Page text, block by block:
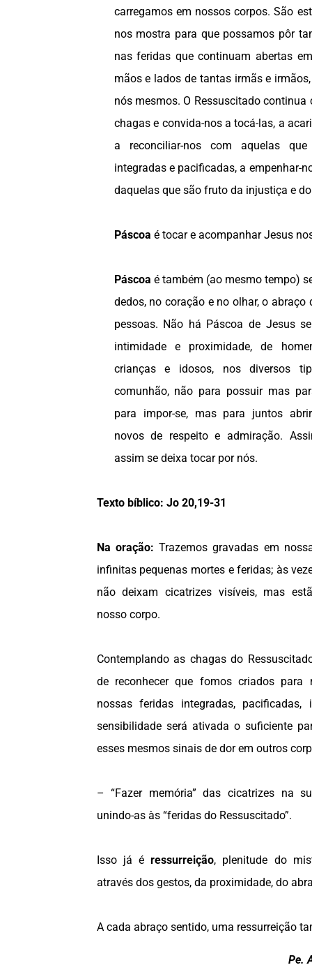
carregamos em nossos corpos. São
nos mostra para que possamos pôr
nas feridas que continuam abertas
mãos e lados de tantas irmãs e
nós mesmos. O Ressuscitado continua
chagas e convida-nos a tocá-las, a
a reconciliar-nos com aquelas
integradas e pacificadas, a empenhar-
daquelas que são fruto da injustiça e
Páscoa é tocar e acompanhar Jesus
Páscoa é também (ao mesmo tempo)
dedos, no coração e no olhar, o abraço
pessoas. Não há Páscoa de Jesus
intimidade e proximidade, de
crianças e idosos, nos diversos
comunhão, não para possuir mas
para impor-se, mas para juntos
novos de respeito e admiração.
assim se deixa tocar por nós.
Texto bíblico: Jo 20,19-31
Na oração: Trazemos gravadas em
infinitas pequenas mortes e feridas; às
não deixam cicatrizes visíveis, mas
nosso corpo.
Contemplando as chagas do
de reconhecer que fomos criados para
nossas feridas integradas, pacificadas,
sensibilidade será ativada o suficiente
esses mesmos sinais de dor em outros
– “Fazer memória” das cicatrizes na
unindo-as às “feridas do Ressuscitado”.
Isso já éressurreição, plenitude do
através dos gestos, da proximidade, do
A cada abraço sentido, uma ressurreição
Pe.